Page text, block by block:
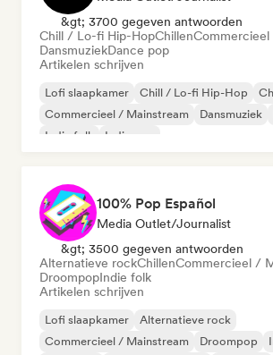
&gt; 3700 gegeven antwoorden
Chill / Lo-fi Hip-HopChillen
DansmuziekDance pop
Artikelen schrijven
Lofi slaapkamer Chill / Lo-fi Hip-Hop
Commercieel / Mainstream
Dansmuziek
Indie folk
Indie pop
100% Pop Español
Media Outlet/Journalist
&gt; 3500 gegeven antwoorden
Alternatieve rockChillenCommercieel /
DroompopIndie folk
Artikelen schrijven
Lofi slaapkamer
Alternatieve rock
Commercieel / Mainstream
Droompop